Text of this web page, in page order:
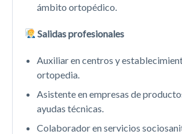
ámbito ortopédico.
Salidas profesionales
Auxiliar en centros y
ortopedia.
Asistente en empresas de
ayudas técnicas.
Colaborador en servicios